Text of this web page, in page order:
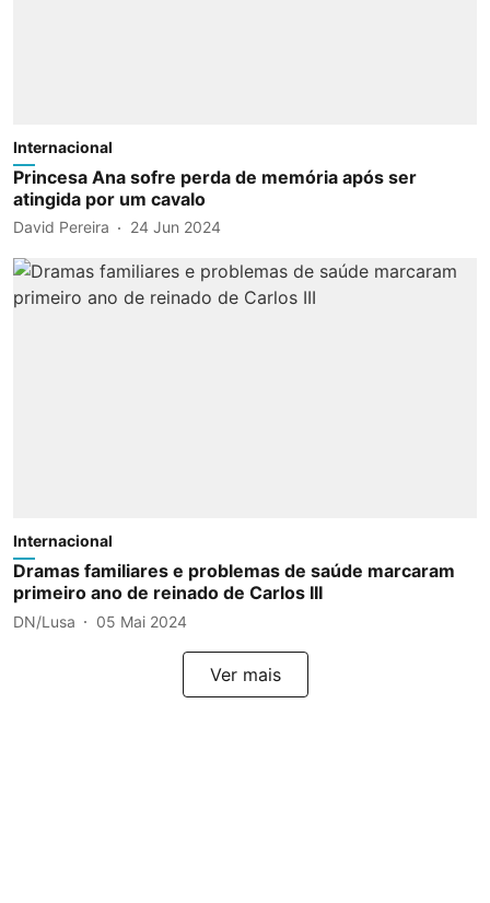
Internacional
Princesa Ana sofre perda de memória após ser
atingida por um cavalo
David Pereira 24 Jun 2024
Internacional
Dramas familiares e problemas de saúde marcaram
primeiro ano de reinado de Carlos III
DN/Lusa 05 Mai 2024
Ver mais